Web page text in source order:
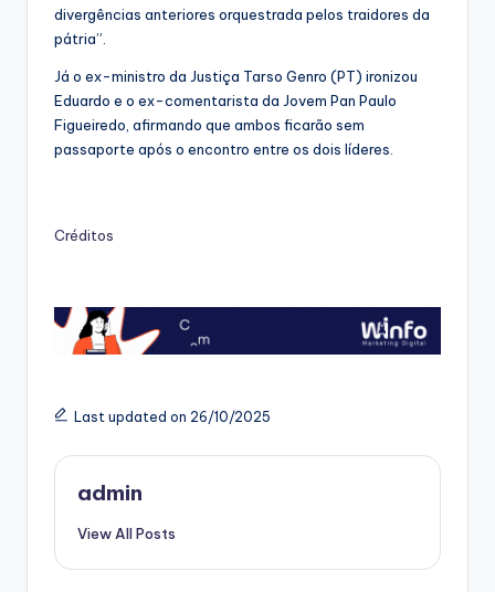
divergências anteriores orquestrada pelos traidores da
pátria”.
Já o ex-ministro da Justiça Tarso Genro (PT) ironizou
Eduardo e o ex-comentarista da Jovem Pan Paulo
Figueiredo, afirmando que ambos ficarão sem
passaporte após o encontro entre os dois líderes.
Créditos
Last updated on 26/10/2025
admin
View All Posts